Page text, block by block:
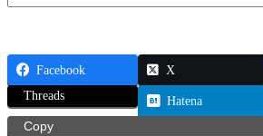
Facebook X
Threads
Hatena
Copy